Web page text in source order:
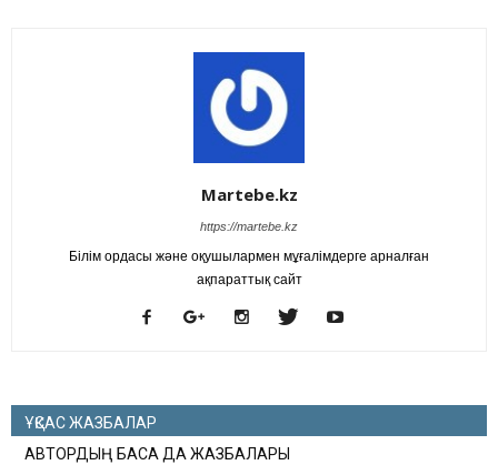
Martebe.kz
https://martebe.kz
Білім ордасы және оқушылармен мұғалімдерге арналған
ақпараттық сайт
ҰҚСАС ЖАЗБАЛАР
АВТОРДЫҢ БАСҚА ДА ЖАЗБАЛАРЫ